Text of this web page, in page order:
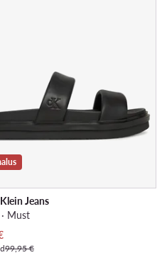
Jeans
Must
hind
99,95 €